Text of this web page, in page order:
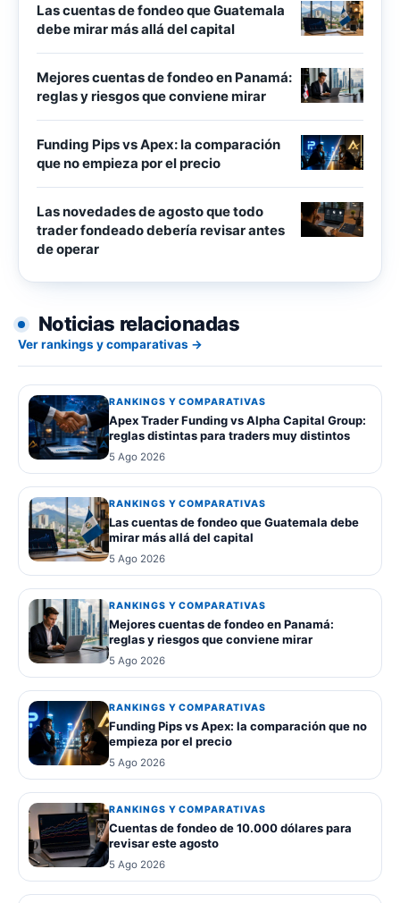
Las cuentas de fondeo que Guatemala
debe mirar más allá del capital
Mejores cuentas de fondeo en Panamá:
reglas y riesgos que conviene mirar
Funding Pips vs Apex: la comparación
que no empieza por el precio
Las novedades de agosto que todo
trader fondeado debería revisar antes
de operar
Noticias relacionadas
Ver rankings y comparativas →
RANKINGS Y COMPARATIVAS
Apex Trader Funding vs Alpha Capital Group:
reglas distintas para traders muy distintos
5 Ago 2026
RANKINGS Y COMPARATIVAS
Las cuentas de fondeo que Guatemala debe
mirar más allá del capital
5 Ago 2026
RANKINGS Y COMPARATIVAS
Mejores cuentas de fondeo en Panamá:
reglas y riesgos que conviene mirar
5 Ago 2026
RANKINGS Y COMPARATIVAS
Funding Pips vs Apex: la comparación que no
empieza por el precio
5 Ago 2026
RANKINGS Y COMPARATIVAS
Cuentas de fondeo de 10.000 dólares para
revisar este agosto
5 Ago 2026